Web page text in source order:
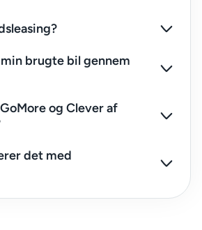
brugte bil gennem
og Clever af
det med